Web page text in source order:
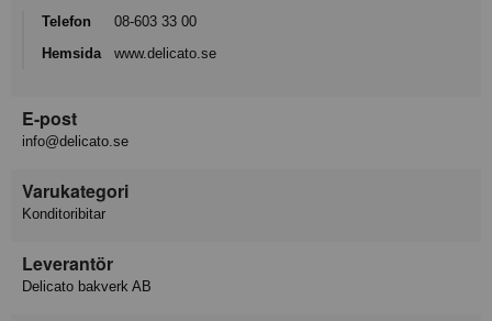
Telefon
08-603 33 00
Hemsida
www.delicato.se
E-post
info@delicato.se
Varukategori
Konditoribitar
Leverantör
Delicato bakverk AB